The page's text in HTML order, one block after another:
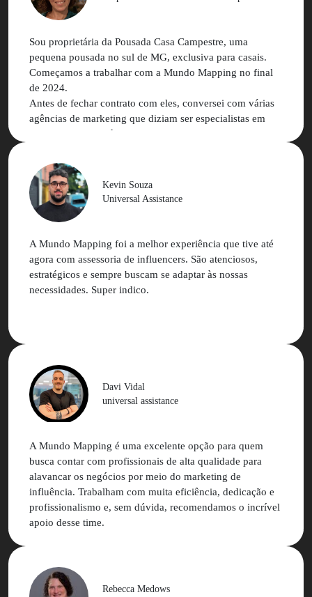
acumulado mundo mapping que nos ajudou em ganho de
eficiência e alcance de melhores resultados.
Estamos muito gratos e contentes com os resultados das
nossas relações comerciais e pessoais
Sou proprietária da Pousada Casa Campestre, uma
pequena pousada no sul de MG, exclusiva para casais.
Começamos a trabalhar com a Mundo Mapping no final
de 2024.
Antes de fechar contrato com eles, conversei com várias
agências de marketing que diziam ser especialistas em
marketing de influência, mas nenhuma delas me passou
possível fazer marketing de influência para hotelaria
ainda mais para uma pousada com o perfil da minha (com
nicho muito bem definido e com número tão reduzido de
acomodações).
Na minha primeira conversa com a Nathalia, já percebi
diferença no atendimento e o entendimento do meu
negócio.
A plataforma é super simples e amigável, o atendimento
simples, rápido e de excelência.
Kevin Souza
Universal Assistance
A Mundo Mapping foi a melhor experiência que tive até
agora com assessoria de influencers. São atenciosos,
estratégicos e sempre buscam se adaptar às nossas
necessidades. Super indico.
Davi Vidal
universal assistance
A Mundo Mapping é uma excelente opção para quem
busca contar com profissionais de alta qualidade para
alavancar os negócios por meio do marketing de
influência. Trabalham com muita eficiência, dedicação e
profissionalismo e, sem dúvida, recomendamos o incrível
apoio desse time.
Rebecca Medows